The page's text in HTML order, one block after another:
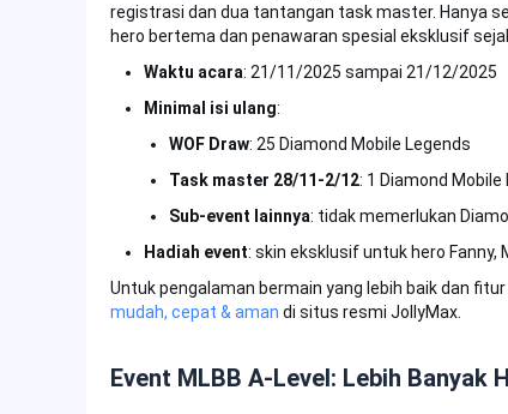
registrasi dan dua tantangan task master. Hanya
hero bertema dan penawaran spesial eksklusif
Waktu acara: 21/11/2025 sampai 21/12/2025
Minimal isi ulang:
WOF Draw: 25 Diamond Mobile Legends
Task master 28/11-2/12: 1 Diamond Mobile
Sub-event lainnya: tidak memerlukan
Hadiah event: skin eksklusif untuk hero Fanny,
Untuk pengalaman bermain yang lebih baik dan
mudah, cepat & aman di situs resmi JollyMax.
Event MLBB A-Level: Lebih Banyak